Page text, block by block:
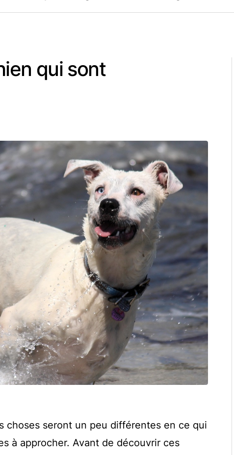
qui sont
choses seront un peu différentes en ce qui
à approcher. Avant de découvrir ces